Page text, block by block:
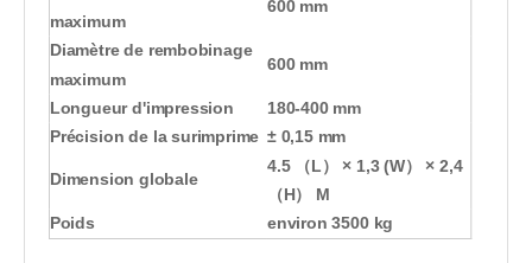
maximum
600 mm
Diamètre de rembobinage
maximum
600 mm
Longueur d'impression
180-400 mm
Précision de la surimprime ± 0,15 mm
Dimension globale
4.5 （L） × 1,3 (W） × 2,4
（H） M
Poids
environ 3500 kg